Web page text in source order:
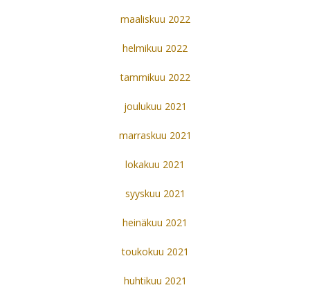
maaliskuu 2022
helmikuu 2022
tammikuu 2022
joulukuu 2021
marraskuu 2021
lokakuu 2021
syyskuu 2021
heinäkuu 2021
toukokuu 2021
huhtikuu 2021